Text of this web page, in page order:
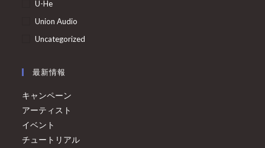
U-He
Union Audio
Uncategorized
最新情報
キャンペーン
アーティスト
イベント
チュートリアル